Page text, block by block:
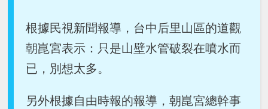
根據民視新聞報導，台中后里山區的道觀
朝崑宮表示：只是山壁水管破裂在噴水而
已，別想太多。
另外根據自由時報的報導，朝崑宮總幹事